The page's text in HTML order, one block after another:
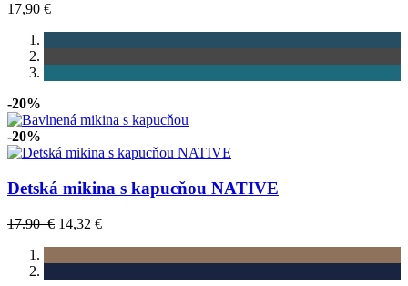
17,90 €
-20%
-20%
Detská mikina s kapucňou NATIVE
17.90 € 14,32 €